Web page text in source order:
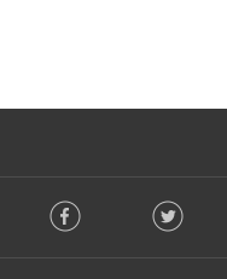
o Facebook Twitter